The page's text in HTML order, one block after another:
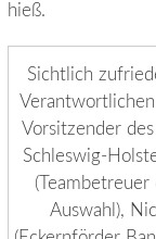
hieß.
Sichtlich
Vorsitzender
Schleswig-
Auswahl),